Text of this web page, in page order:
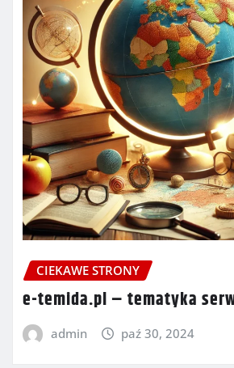
CIEKAWE STRONY
e-temida.pl – tematyka
admin paź 30, 2024